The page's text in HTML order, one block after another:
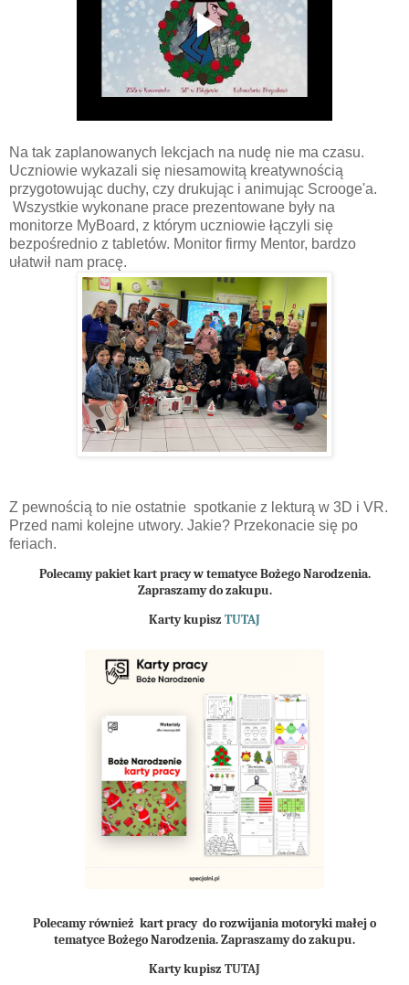
Na tak zaplanowanych lekcjach na nudę nie ma czasu.
Uczniowie wykazali się niesamowitą kreatywnością
przygotowując duchy, czy drukując i animując Scrooge'a.
Wszystkie wykonane prace prezentowane były na
monitorze MyBoard, z którym uczniowie łączyli się
bezpośrednio z tabletów. Monitor firmy Mentor, bardzo
ułatwił nam pracę.
Z pewnością to nie ostatnie spotkanie z lekturą w 3D i VR.
Przed nami kolejne utwory. Jakie? Przekonacie się po
feriach.
Polecamy pakiet kart pracy w tematyce Bożego Narodzenia.
Zapraszamy do zakupu.
Karty kupisz TUTAJ
Polecamy również kart pracy do rozwijania motoryki małej o
tematyce Bożego Narodzenia. Zapraszamy do zakupu.
Karty kupisz TUTAJ